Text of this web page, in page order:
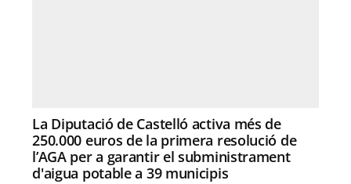
La Diputació de Castelló activa més de
250.000 euros de la primera resolució de
l’AGA per a garantir el subministrament
d'aigua potable a 39 municipis